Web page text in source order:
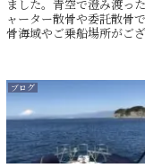
ました。青空で澄み渡っ
ャーター散骨や委託散骨
骨海域やご乗船場所がご
ブログ